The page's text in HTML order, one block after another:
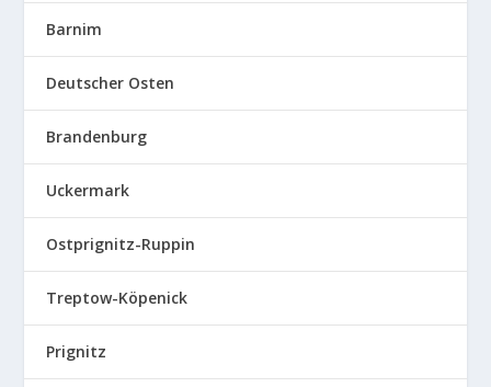
Barnim
Deutscher Osten
Brandenburg
Uckermark
Ostprignitz-Ruppin
Treptow-Köpenick
Prignitz